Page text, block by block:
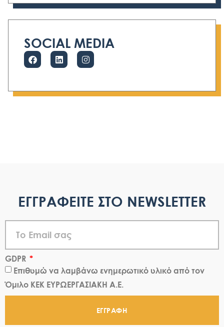
SOCIAL MEDIA
ΕΓΓΡΑΦΕΙΤΕ ΣΤΟ NEWSLETTER
GDPR
Επιθυμώ να λαμβάνω ενημερωτικό υλικό από τον
Όμιλο ΚΕΚ ΕΥΡΩΕΡΓΑΣΙΑΚΗ Α.Ε.
ΕΓΓΡΑΦΗ